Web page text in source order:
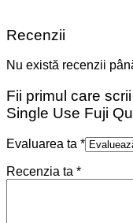
Recenzii
Nu există recenzii
Fii primul care
Single Use Fuji
Evaluarea ta *
Recenzia ta *